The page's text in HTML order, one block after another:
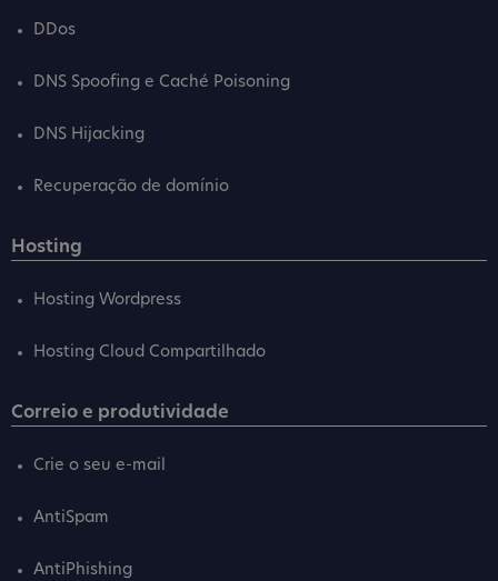
DDos
DNS Spoofing e Caché Poisoning
DNS Hijacking
Recuperação de domínio
Hosting
Hosting Wordpress
Hosting Cloud Compartilhado
Correio e produtividade
Crie o seu e-mail
AntiSpam
AntiPhishing